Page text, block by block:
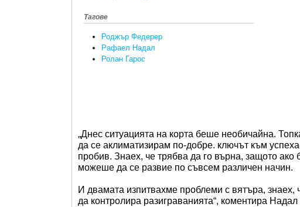
Тагове
Роджър Федерер
Рафаел Надал
Ролан Гарос
„Днес ситуацията на корта беше необичайна.
да се аклиматизирам по-добре. ключът към
пробив. Знаех, че трябва да го върна, защото ако
можеше да се развие по съвсем различен начин.
И двамата изпитвахме проблеми с вятъра,
да контролира разиграванията“, коментира